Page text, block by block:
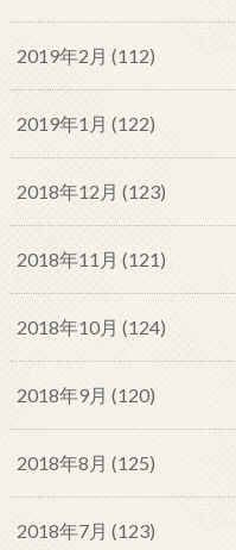
2019年2月 (112)
2019年1月 (122)
2018年12月 (123)
2018年11月 (121)
2018年10月 (124)
2018年9月 (120)
2018年8月 (125)
2018年7月 (123)